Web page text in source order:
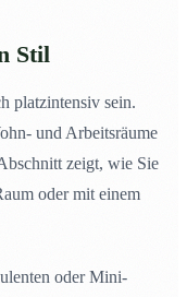
Stil
platzintensiv sein.
und Arbeitsräume
zeigt, wie Sie
oder mit einem
oder Mini-